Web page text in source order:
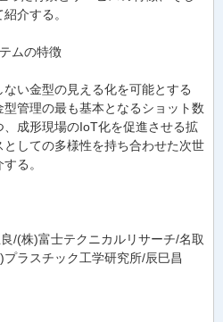
介する。
ムの特徴
い金型の見える化を可能とする
型管理の最も基本となるショット数
成形現場のIoT化を促進させる拡
しての多様性を持ち合わせた次世
る。
/(株)富士テクニカルリサーチ/名取
ラスチック工学研究所/辰巳昌